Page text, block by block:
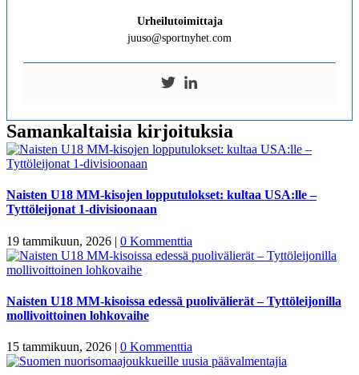
Urheilutoimittaja
juuso@sportnyhet.com
Samankaltaisia kirjoituksia
Naisten U18 MM-kisojen lopputulokset: kultaa USA:lle –
Tyttöleijonat 1-divisioonaan
19 tammikuun, 2026 | 0 Kommenttia
Naisten U18 MM-kisoissa edessä puolivälierät – Tyttöleijonilla
mollivoittoinen lohkovaihe
15 tammikuun, 2026 | 0 Kommenttia